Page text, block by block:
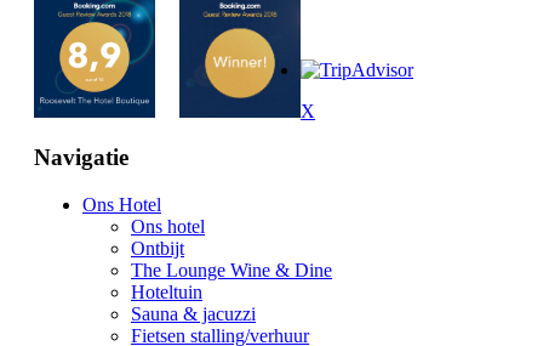
X
Navigatie
Ons Hotel
Ons hotel
Ontbijt
The Lounge Wine & Dine
Hoteltuin
Sauna & jacuzzi
Fietsen stalling/verhuur